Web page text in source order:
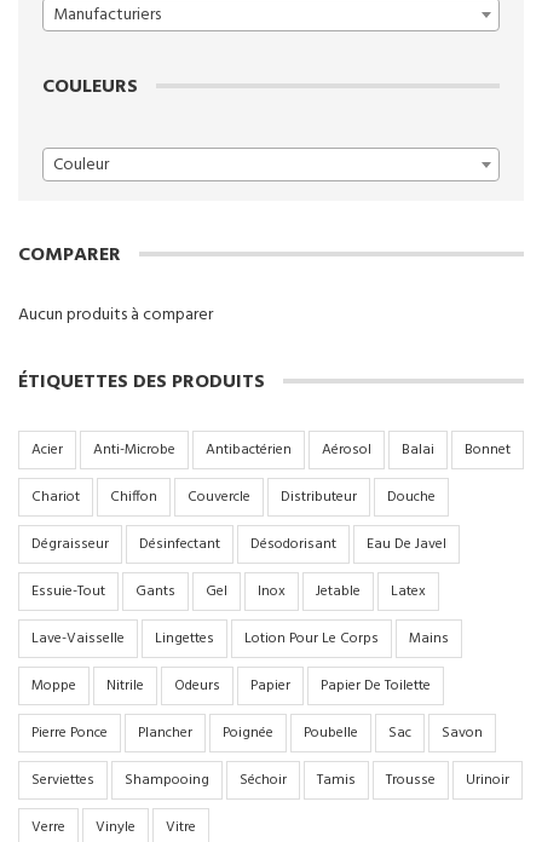
Manufacturiers
COULEURS
Couleur
COMPARER
Aucun produits à comparer
ÉTIQUETTES DES PRODUITS
Acier Anti-Microbe Antibactérien Aérosol Balai
Bonnet
Chariot
Chiffon Couvercle Distributeur
Douche
Dégraisseur
Désinfectant Désodorisant
Eau De Javel
Essuie-Tout
Gants Gel Inox Jetable
Latex
Lave-Vaisselle
Lingettes Lotion Pour Le Corps
Mains
Moppe
Nitrile Odeurs Papier
Papier De Toilette
Pierre Ponce
Plancher Poignée Poubelle Sac
Savon
Serviettes
Shampooing Séchoir Tamis Trousse
Urinoir
Verre
Vinyle Vitre